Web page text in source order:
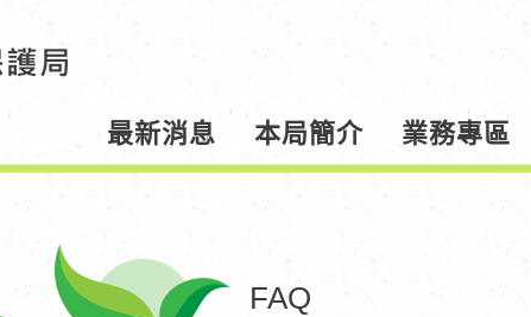
最新消息 本局簡介 業務專區
FAQ